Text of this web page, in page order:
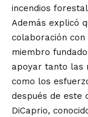
incendios
Además explicó
colaboración con
miembro
apoyar tanto las
como los
después de este
DiCaprio,